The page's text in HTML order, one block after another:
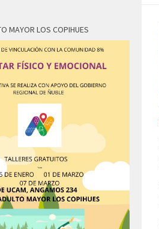
MAYOR LOS COPIHUES